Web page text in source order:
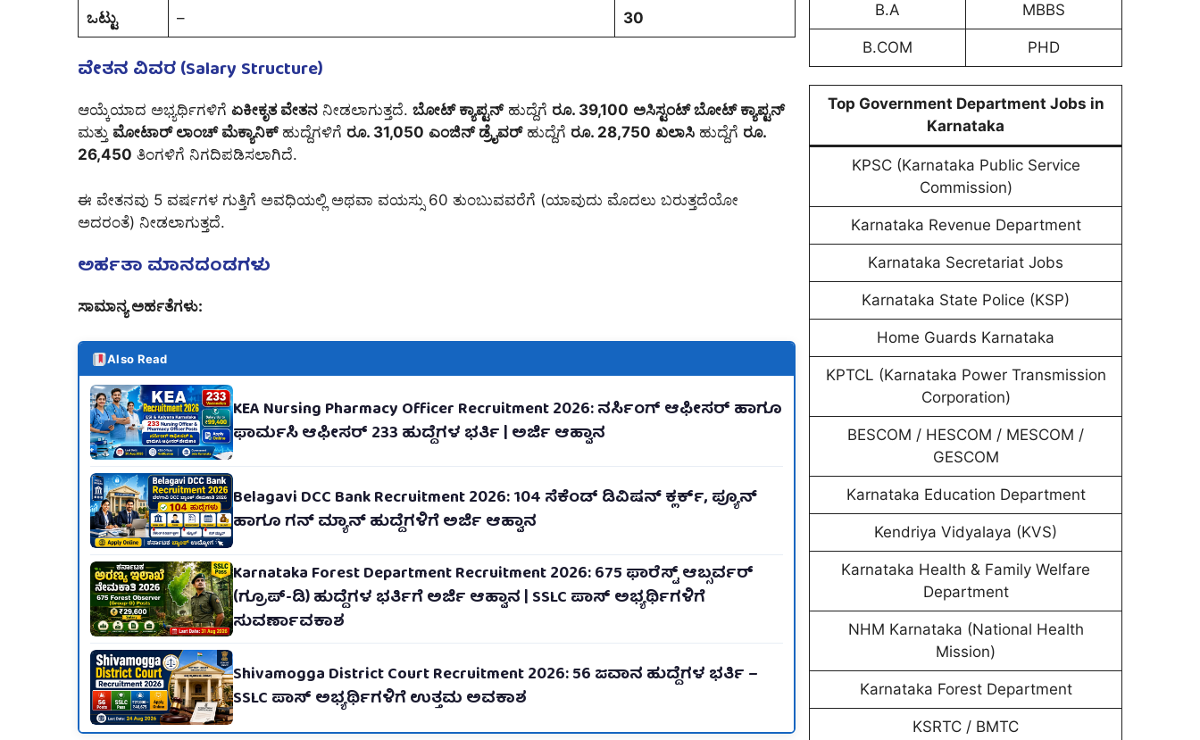
ಒಟ್ಟು – 30
ವೇತನ ವಿವರ (Salary Structure)
ಆಯ್ಕೆಯಾದ ಅಭ್ಯರ್ಥಿಗಳಿಗೆ ಏಕೀಕೃತ ವೇತನ ನೀಡಲಾಗುತ್ತದೆ. ಬೋಟ್ ಕ್ಯಾಪ್ಟನ್ಹುದ್ದೆಗೆ ರೂ. 39,100 ಅಸಿಸ್ಟಂಟ್ ಬೋಟ್ ಕ್ಯಾಪ್ಟನ್
ಮತ್ತು ಮೋಟಾರ್ ಲಾಂಚ್ ಮೆಕ್ಯಾನಿಕ್ಹುದ್ದೆಗಳಿಗೆ ರೂ. 31,050 ಎಂಜಿನ್ ಡ್ರೈವರ್ಹುದ್ದೆಗೆ ರೂ. 28,750 ಖಲಾಸಿ ಹುದ್ದೆಗೆ ರೂ.
26,450 ತಿಂಗಳಿಗೆ ನಿಗದಿಪಡಿಸಲಾಗಿದೆ.
ಈ ವೇತನವು 5 ವರ್ಷಗಳ ಗುತ್ತಿಗೆ ಅವಧಿಯಲ್ಲಿ ಅಥವಾ ವಯಸ್ಸು 60 ತುಂಬುವವರೆಗೆ (ಯಾವುದು ಮೊದಲು ಬರುತ್ತದೆಯೋ
ಅದರಂತೆ) ನೀಡಲಾಗುತ್ತದೆ.
ಅರ್ಹತಾ ಮಾನದಂಡಗಳು
ಸಾಮಾನ್ಯ ಅರ್ಹತೆಗಳು:
Also Read
KEA Nursing Pharmacy Officer Recruitment 2026: ನರ್ಸಿಂಗ್ ಆಫೀಸರ್ ಹಾಗೂ
ಫಾರ್ಮಸಿ ಆಫೀಸರ್ 233 ಹುದ್ದೆಗಳ ಭರ್ತಿ | ಅರ್ಜಿ ಆಹ್ವಾನ
Belagavi DCC Bank Recruitment 2026: 104 ಸೆಕೆಂಡ್ ಡಿವಿಷನ್ ಕ್ಲರ್ಕ್, ಪ್ಯೂನ್
ಹಾಗೂ ಗನ್ ಮ್ಯಾನ್ ಹುದ್ದೆಗಳಿಗೆ ಅರ್ಜಿ ಆಹ್ವಾನ
Karnataka Forest Department Recruitment 2026: 675 ಫಾರೆಸ್ಟ್ ಆಬ್ಸರ್ವರ್
(ಗ್ರೂಪ್-ಡಿ) ಹುದ್ದೆಗಳ ಭರ್ತಿಗೆ ಅರ್ಜಿ ಆಹ್ವಾನ | SSLC ಪಾಸ್ ಅಭ್ಯರ್ಥಿಗಳಿಗೆ
ಸುವರ್ಣಾವಕಾಶ
Shivamogga District Court Recruitment 2026: 56 ಜವಾನ ಹುದ್ದೆಗಳ ಭರ್ತಿ –
SSLC ಪಾಸ್ ಅಭ್ಯರ್ಥಿಗಳಿಗೆ ಉತ್ತಮ ಅವಕಾಶ
B.A MBBS
B.COM PHD
Top Government Department Jobs in
Karnataka
KPSC (Karnataka Public Service
Commission)
Karnataka Revenue Department
Karnataka Secretariat Jobs
Karnataka State Police (KSP)
Home Guards Karnataka
KPTCL (Karnataka Power Transmission
Corporation)
BESCOM / HESCOM / MESCOM /
GESCOM
Karnataka Education Department
Kendriya Vidyalaya (KVS)
Karnataka Health & Family Welfare
Department
NHM Karnataka (National Health
Mission)
Karnataka Forest Department
KSRTC / BMTC